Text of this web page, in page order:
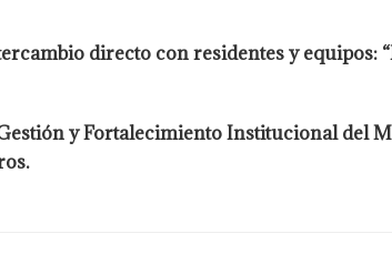
directo con residentes y
y Fortalecimiento Institucional del